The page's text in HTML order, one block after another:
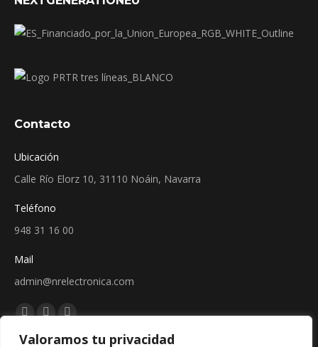
Valoramos tu privacidad
Contacto
Ubicación
Calle Río Elorz 10, 31110 Noáin, Navarra
Teléfono
948 31 16 00
Mail
admin@nrelectronica.com
Encuéntranos en:
Facebook
page
Linkedin
page
Instagram
page